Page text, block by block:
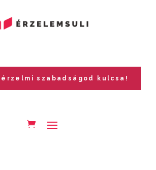
szabadságod kulcsa!